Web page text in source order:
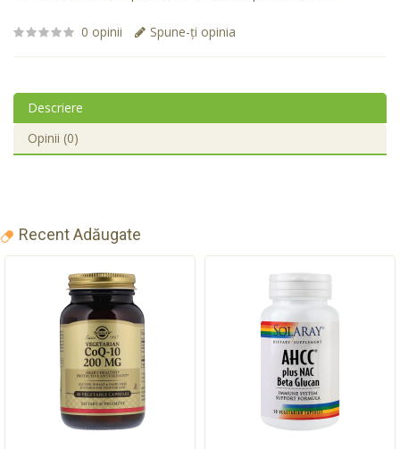
0 opinii Spune-ţi opinia
Descriere
Opinii (0)
Recent Adăugate